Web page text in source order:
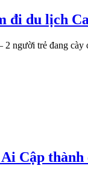
đi du lịch
người trẻ đang
Cập